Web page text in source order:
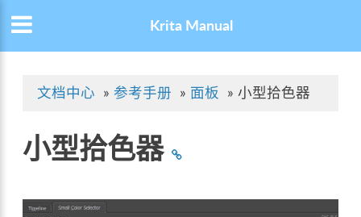
Krita Manual
文档中心 » 参考手册 » 面板 » 小型拾色器
小型拾色器